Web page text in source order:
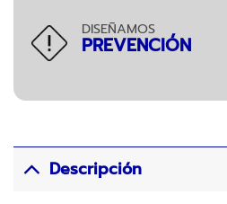
DISEÑAMOS
PREVENCIÓN
Descripción